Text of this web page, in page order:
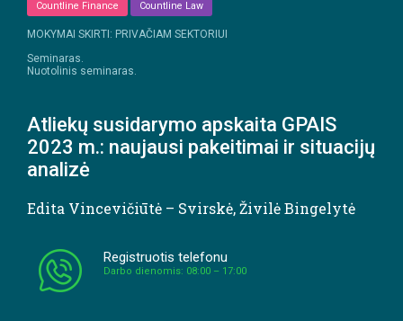
Countline Finance Countline Law
MOKYMAI SKIRTI: PRIVAČIAM SEKTORIUI
Seminaras.
Nuotolinis seminaras.
Atliekų susidarymo apskaita GPAIS
2023 m.: naujausi pakeitimai ir situacijų
analizė
Edita Vincevičiūtė – Svirskė,Živilė Bingelytė
Registruotis telefonu
Darbo dienomis: 08:00 – 17:00